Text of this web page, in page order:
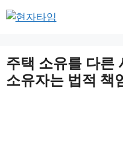
주택 소유를 다른
소유자는 법적 책